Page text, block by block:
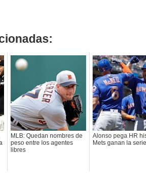
MLB: Quedan nombres de
peso entre los agentes
libres
Alonso pega HR
Mets ganan la serie